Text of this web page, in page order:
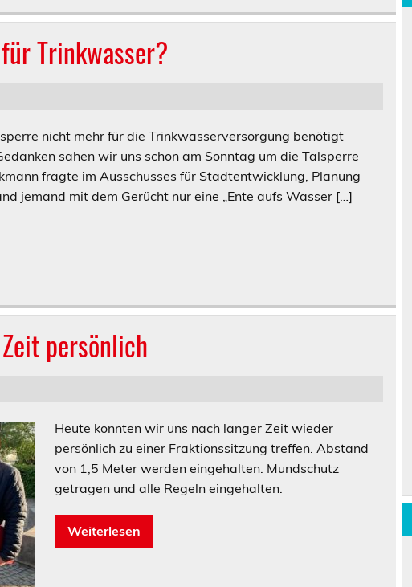
Trinkwasser?
nicht mehr für die Trinkwasserversorgung benötigt
sahen wir uns schon am Sonntag um die Talsperre
fragte im Ausschusses für Stadtentwicklung, Planung
jemand mit dem Gerücht nur eine „Ente aufs Wasser […]
persönlich
Heute konnten wir uns nach langer Zeit wieder
persönlich zu einer Fraktionssitzung treffen. Abstand
von 1,5 Meter werden eingehalten. Mundschutz
getragen und alle Regeln eingehalten.
Weiterlesen